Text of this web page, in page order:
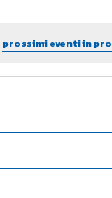
prossimi eventi in